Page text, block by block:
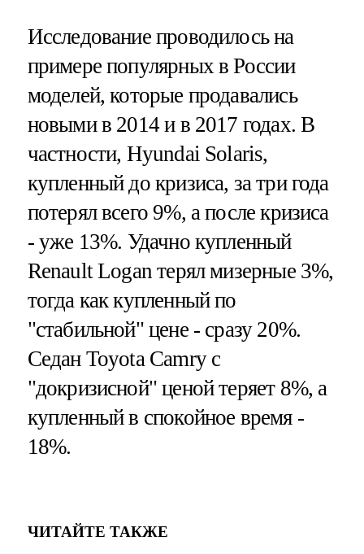
Исследование проводилось на
примере популярных в России
моделей, которые продавались
новыми в 2014 и в 2017 годах. В
частности, Hyundai Solaris,
купленный до кризиса, за три года
потерял всего 9%, а после кризиса
- уже 13%. Удачно купленный
Renault Logan терял мизерные 3%,
тогда как купленный по
"стабильной" цене - сразу 20%.
Седан Toyota Camry с
"докризисной" ценой теряет 8%, а
купленный в спокойное время -
18%.
ЧИТАЙТЕ ТАКЖЕ